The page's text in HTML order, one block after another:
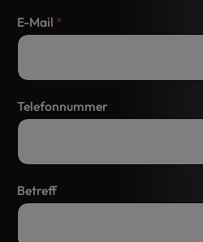
E-Mail *
Telefonnummer
Betreff